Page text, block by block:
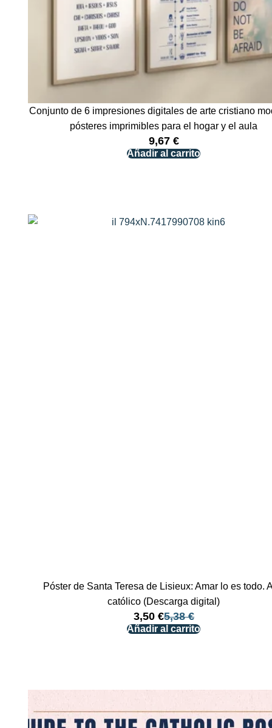
Conjunto de 6 impresiones digitales de arte cristiano
pósteres imprimibles para el hogar y el aula
9,67 €
Añadir al carrito
Póster de Santa Teresa de Lisieux: Amar lo es todo.
católico (Descarga digital)
5,38€
3,50 €
Añadir al carrito